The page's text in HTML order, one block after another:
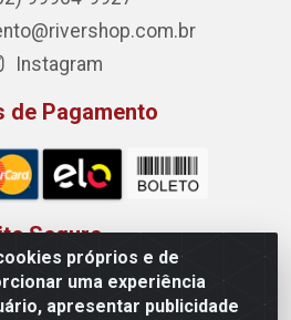
próprios e de
uma experiência
apresentar publicidade
Instagram
de Pagamento
Seguro